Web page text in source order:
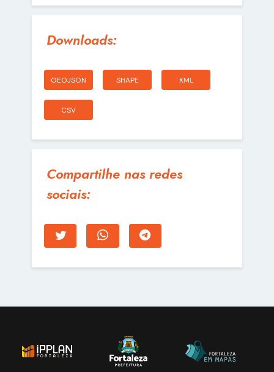
Downloads:
GEOJSON SHAPE KML
CSV
Compartilhe nas redes
sociais: